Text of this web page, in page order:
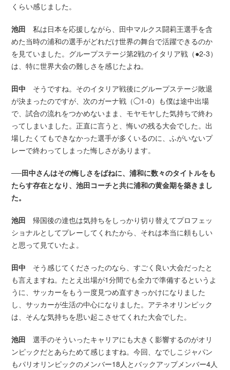
くらい感じました。
池田 私は日本を応援しながら、田中マルクス闘莉王選手を含
めた当時の浦和の選手がどれだけ世界の舞台で活躍できるのか
を見ていました。グループステージ第2戦のイタリア戦（●2-3）
は、特に世界大会の難しさを感じたよね。
田中 そうですね。そのイタリア戦後にグループステージ敗退
が決まったのですが、次のガーナ戦（◯1-0）も僕は途中出場
で、試合の流れをつかめないまま、モヤモヤした気持ちで終わ
ってしまいました。正直に言うと、悔いの残る大会でした。出
場したくてもできなかった選手が多くいるのに、ふがいないプ
レーで終わってしまった悔しさがあります。
──田中さんはその悔しさをばねに、浦和に数々のタイトルをも
たらす存在となり、池田コーチと共に浦和の黄金期を築きまし
た。
池田 帰国後の達也は気持ちをしっかり切り替えてプロフェッ
ショナルとしてプレーしてくれたから、それは本当に頼もしい
と思って見ていたよ。
田中 そう感じてくださったのなら、すごく良い大会だったと
も言えますね。たとえ出場が1分間でも全力で準備するというよ
うに、サッカーをもう一度見つめ直すきっかけになりました
し、サッカーが生活の中心になりました。アテネオリンピック
は、そんな気持ちを思い起こさせてくれた大会でした。
池田 選手のそういったキャリアにも大きく影響するのがオリ
ンピックだとあらためて感じますね。今回、なでしこジャパン
もパリオリンピックのメンバー18人とバックアップメンバー4人